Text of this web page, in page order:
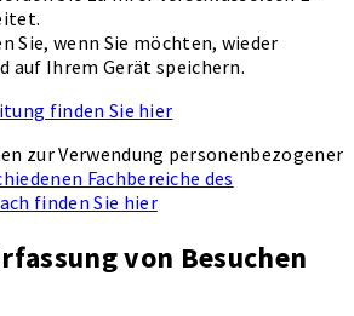
Sie, wenn Sie möchten, wieder
auf Ihrem Gerät speichern.
finden Sie hier
zur Verwendung personenbezogener
Fachbereiche des
finden Sie hier
von Besuchen